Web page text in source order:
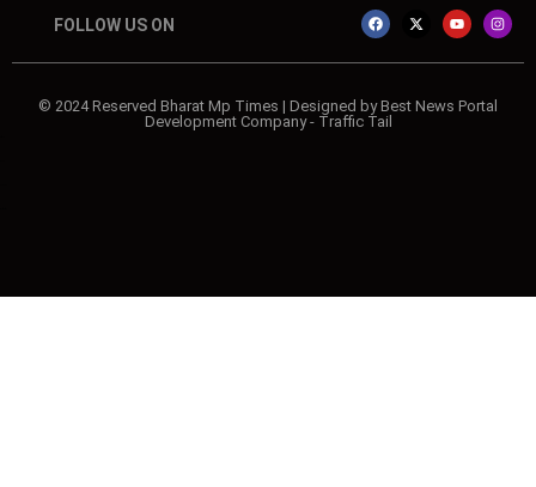
FOLLOW US ON
© 2024 Reserved Bharat Mp Times | Designed byBest News Portal
Development Company- Traffic Tail